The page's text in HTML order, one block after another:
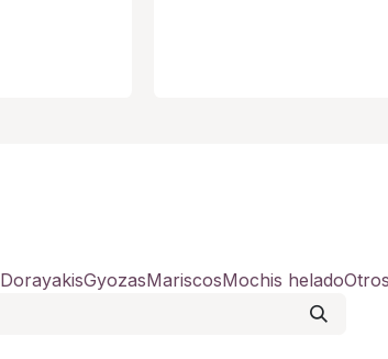
DorayakisGyozasMariscosMochis heladoOtros